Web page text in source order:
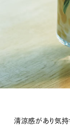
清涼感があり気持